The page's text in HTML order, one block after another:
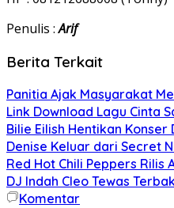
Penulis :Arif
Berita Terkait
Panitia Ajak Masyarakat
Link Download Lagu Cinta
Bilie Eilish Hentikan Konser
Denise Keluar dari Secret
Red Hot Chili Peppers Rilis
DJ Indah Cleo Tewas
Komentar